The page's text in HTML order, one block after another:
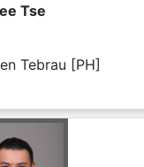
Tse
Tebrau [PH]